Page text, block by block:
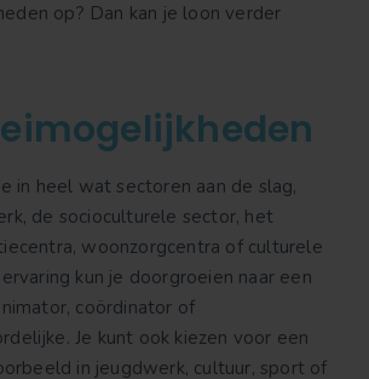
op? Dan kan je loon verder
in heel wat sectoren aan de slag,
de socioculturele sector, het
woonzorgcentra of culturele
kun je doorgroeien naar een
coördinator of
Je kunt ook kiezen voor een
in jeugdwerk, cultuur, sport of